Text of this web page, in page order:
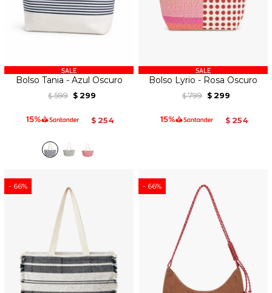
Bolso Tania - Azul Oscuro
$ 599 $ 299
$ 254
Bolso Lyrio - Rosa Oscuro
$ 799 $ 299
$ 254
66 66